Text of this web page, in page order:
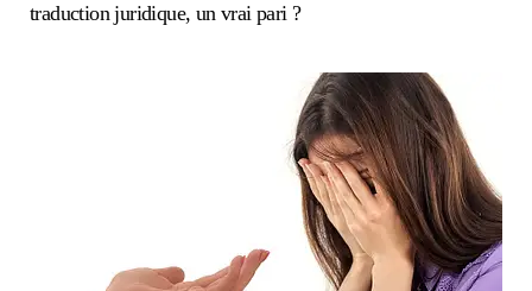
traduction juridique, un vrai pari ?